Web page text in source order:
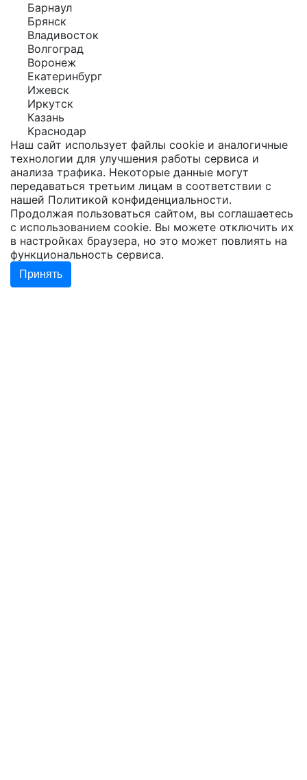
Барнаул
Брянск
Владивосток
Волгоград
Воронеж
Екатеринбург
Ижевск
Иркутск
Казань
Краснодар
Наш сайт использует файлы cookie и аналогичные
технологии для улучшения работы сервиса и
анализа трафика. Некоторые данные могут
передаваться третьим лицам в соответствии с
нашей Политикой конфиденциальности.
Продолжая пользоваться сайтом, вы соглашаетесь
с использованием cookie. Вы можете отключить их
в настройках браузера, но это может повлиять на
функциональность сервиса.
Принять